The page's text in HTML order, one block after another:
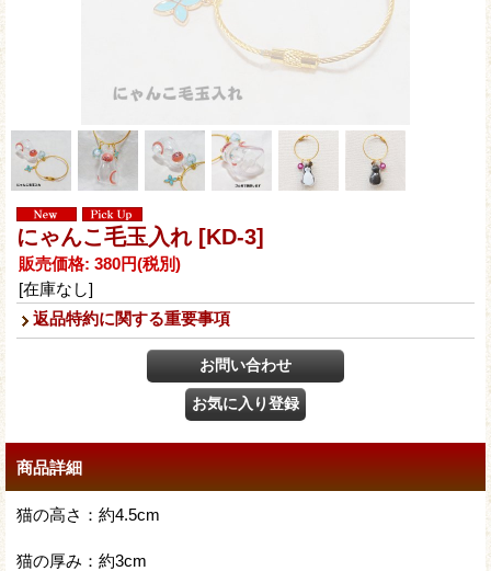
にゃんこ毛玉入れ [KD-3]
販売価格: 380円(税別)
[在庫なし]
返品特約に関する重要事項
商品詳細
猫の高さ：約4.5cm
猫の厚み：約3cm